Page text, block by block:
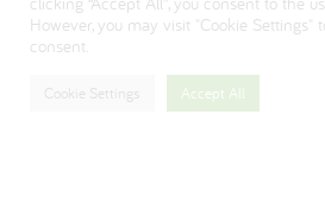
However, you may visit "Cookie Settings"
consent.
Cookie Settings Accept All